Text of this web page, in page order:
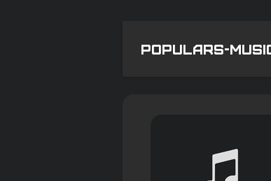
POPULARS-